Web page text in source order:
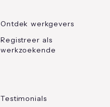
Ontdek werkgevers
Registreer als
werkzoekende
Testimonials